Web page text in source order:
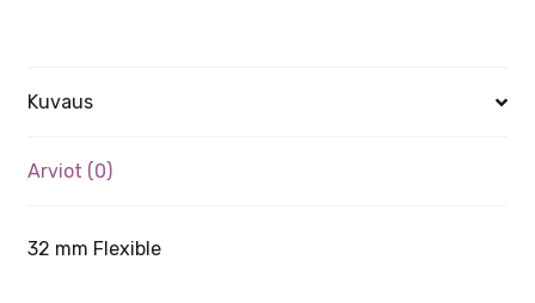
Kuvaus
Arviot (0)
32 mm Flexible